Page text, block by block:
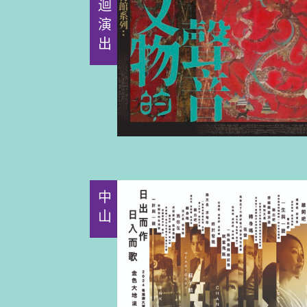
巡迴演出
中山